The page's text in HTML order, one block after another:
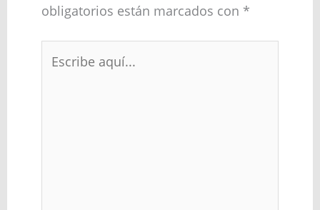
obligatorios están marcados con *
aquí...